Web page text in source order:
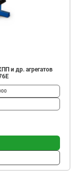
и др. агрегатов